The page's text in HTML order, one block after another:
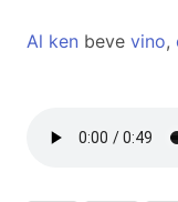
Al ken beve vino,